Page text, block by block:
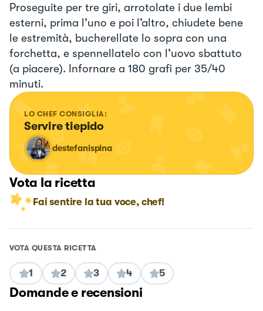
Proseguite per tre giri, arrotolate i due lembi
esterni, prima l’uno e poi l’altro, chiudete bene
le estremità, bucherellate lo sopra con una
forchetta, e spennellatelo con l’uovo sbattuto
(a piacere). Infornare a 180 grafi per 35/40
minuti.
LO CHEF CONSIGLIA:
Servire tiepido
destefanispina
Vota la ricetta
Fai sentire la tua voce, chef!
VOTA QUESTA RICETTA
1 2 3 4 5
Domande e recensioni